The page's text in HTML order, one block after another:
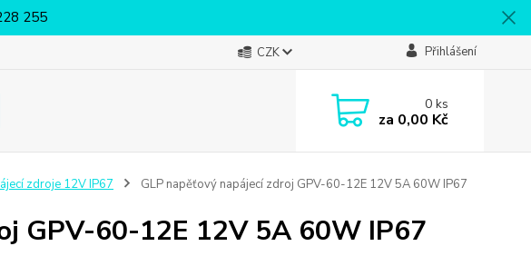
255
CZK Přihlášení
0ks
za 0,00 Kč
zdroje 12V IP67 GLP napěťový napájecí zdroj GPV-60-12E 12V 5A 60W IP67
GPV-60-12E 12V 5A 60W IP67